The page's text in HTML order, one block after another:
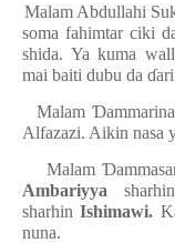
Malam Abdullahi
soma fahimtar ciki
shida. Ya kuma
mai baiti dubu da ɗ
Malam Ɗ
Alfazazi. Aikin nasa
Malam Ɗ
Ambariyya
sharhinIshimawi.
nuna.